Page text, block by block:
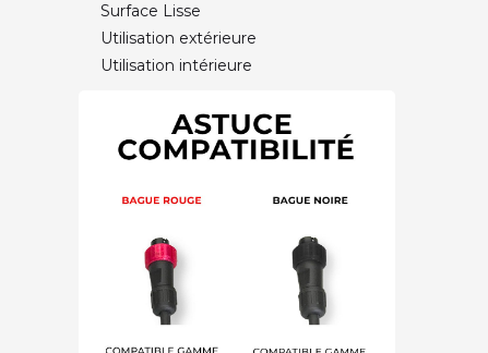
Surface Lisse
Utilisation extérieure
Utilisation intérieure